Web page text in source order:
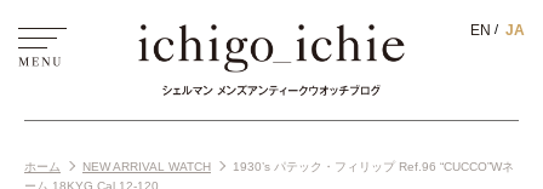
ホーム NEW ARRIVAL WATCH
1930’s パテック・フィリップ Ref.96 “CUCCO”Wネ
ーム 18KYG Cal.12-120
EN JA